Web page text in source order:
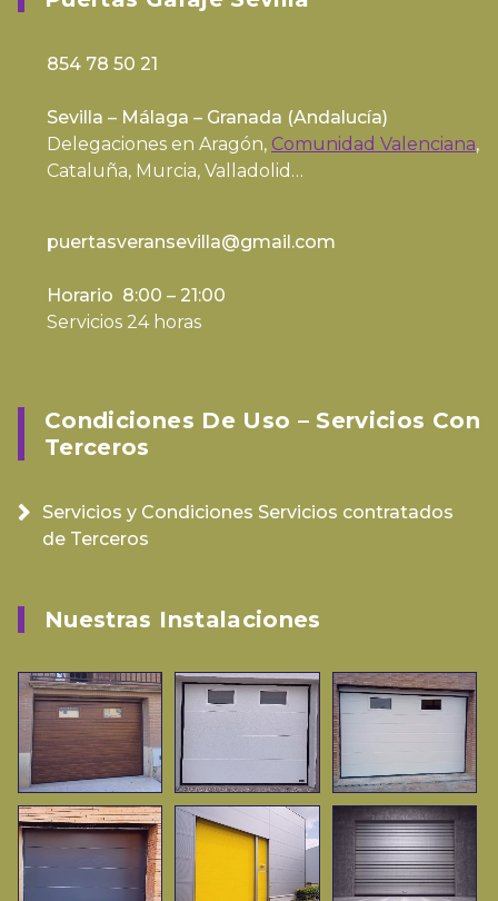
854 78 50 21
Sevilla – Málaga – Granada (Andalucía)
Delegaciones en Aragón, Comunidad Valenciana,
Cataluña, Murcia, Valladolid…
puertasveransevilla@gmail.com
Horario 8:00 – 21:00
Servicios 24 horas
Condiciones De Uso – Servicios Con
Terceros
Servicios y Condiciones Servicios contratados
de Terceros
Nuestras Instalaciones